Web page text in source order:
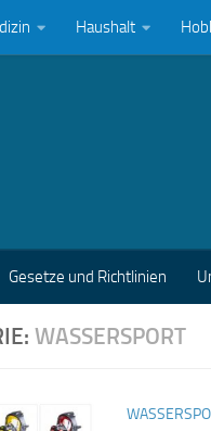
Haushalt
Gesetze und Richtlinien
WASSERSPORT